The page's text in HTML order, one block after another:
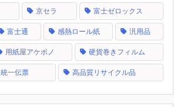
京セラ 富士ゼロックス
富士通 感熱ロール紙 汎用品
用紙屋アケボノ 硬貨巻きフィルム
統一伝票 高品質リサイクル品